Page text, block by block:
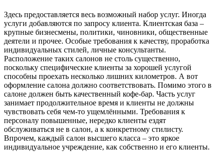
Здесь предоставляется весь возможный набор услуг. Иногда
услуги добавляются по запросу клиента. Клиентская база –
крупные бизнесмены, политики, чиновники, общественные
деятели и прочее. Особые требования к качеству, проработка
индивидуальных стилей, личные консультанты.
Расположение таких салонов не столь существенно,
поскольку специфические клиенты за хорошей услугой
способны проехать несколько лишних километров. А вот
оформление салона должно соответствовать. Помимо этого в
салоне должен быть качественный кофе-бар. Часть услуг
занимает продолжительное время и клиенты не должны
чувствовать себя чем-то ущемлёнными. Требования к
персоналу повышенные, нередко клиенты ездят
обслуживаться не в салон, а к конкретному стилисту.
Впрочем, каждый салон высшего класса – это яркое
индивидуальное учреждение, как собственно и его клиенты.